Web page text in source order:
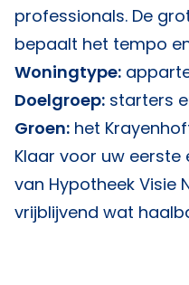
professionals. De
bepaalt het tempo
Woningtype:
Doelgroep: starters
Groen: het
Klaar voor uw eerste
van Hypotheek Visie
vrijblijvend wat